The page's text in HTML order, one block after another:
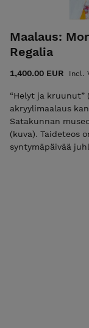
Maalaus:
Regalia
1,400.00 EUR Incl.
“Helyt ja kruunut”
akryylimaalaus
Satakunnan
(kuva). Taideteos
syntymäpäivää
sähköpostia
noutaa
"Regalia" is (40 x
Maanpää
Satakunta
Painted outdoors
birthday during
Authenticity and
email
the painting from